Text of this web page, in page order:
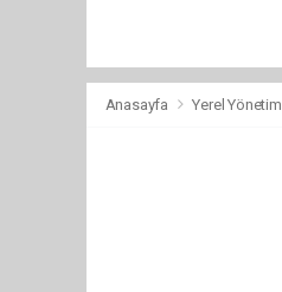
Anasayfa Yerel Yönetim